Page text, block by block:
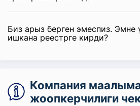
Биз арыз берген эмеспиз. Эмне
ишкана реестрге кирди?
Компания
жоопкерчилиги